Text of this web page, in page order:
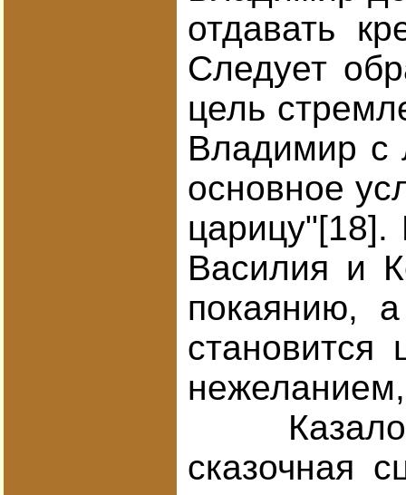
отдавать
Следует
цель
Владимир с
основное
царицу"[18].
Василия и
покаянию,
нежеланием,
Казалось
сказочная